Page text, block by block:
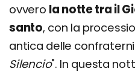
ovvero la notte tra il
santo, con la
antica delle
Silencio". In questa